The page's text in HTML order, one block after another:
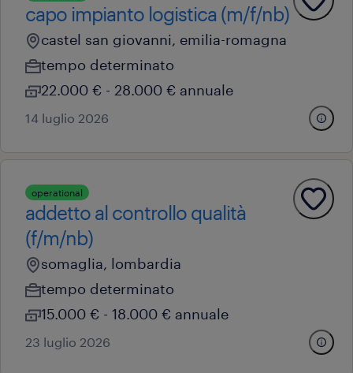
capo impianto logistica (m/f/nb)
castel san giovanni, emilia-romagna
tempo determinato
22.000 € - 28.000 € annuale
14 luglio 2026
operational
addetto al controllo qualità
(f/m/nb)
somaglia, lombardia
tempo determinato
15.000 € - 18.000 € annuale
23 luglio 2026